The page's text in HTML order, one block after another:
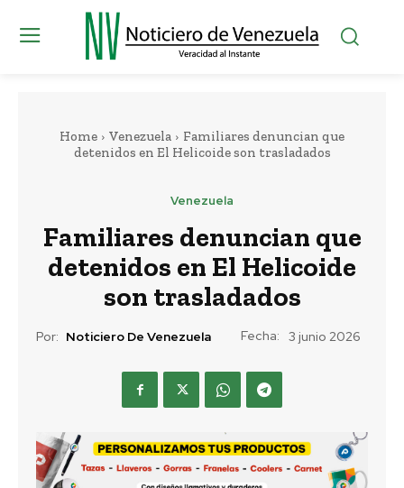
Home Venezuela
Familiares denuncian que
detenidos en El Helicoide son trasladados
Venezuela
Familiares denuncian que
detenidos en El Helicoide
son trasladados
Por: Noticiero De Venezuela Fecha: 3 junio 2026